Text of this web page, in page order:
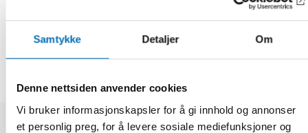
Samtykke Detaljer Om
Denne nettsiden anvender cookies
Vi bruker informasjonskapsler for å gi innhold og annonser
et personlig preg, for å levere sosiale mediefunksjoner og
DEL